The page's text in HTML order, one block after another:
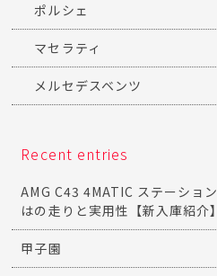
ポルシェ
マセラティ
メルセデスベンツ
Recent entries
AMG C43 4MATIC ステーショ
はの走りと実用性【新入庫紹介】
甲子園